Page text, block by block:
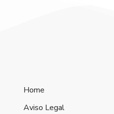
Home
Aviso Legal